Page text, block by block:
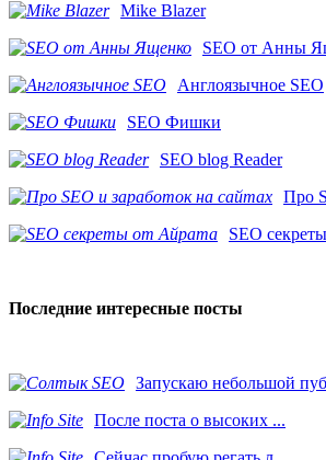
Mike Blazer
SEO от Анны
Англоязычное SEO
SEO Фишки
SEO blog Reader
Про
SEO
Последние интересные посты
Запускаю небольшой
После поста о высоких ...